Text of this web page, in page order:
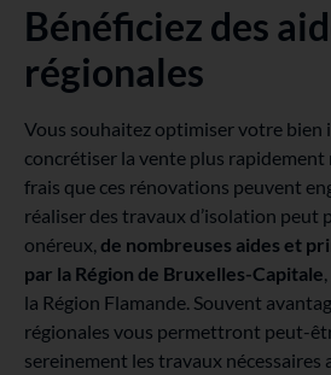
Bénéficiez des
régionales
Vous souhaitez optimiser votre
concrétiser la vente plus rapidement
frais que ces rénovations peuvent
réaliser des travaux d’isolation peut
onéreux, de nombreuses aides et
par la Région de Bruxelles-Capitale
la Région Flamande. Souvent
régionales vous permettront peut-
sereinement les travaux nécessaires